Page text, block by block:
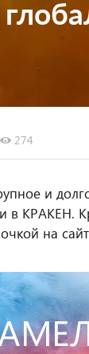
274
и
и в КРАКЕН.
на